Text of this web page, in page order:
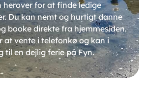
herover for at finde ledige
Du kan nemt og hurtigt danne
booke direkte fra hjemmesiden.
at vente i telefonkø og kan i
til en dejlig ferie på Fyn.